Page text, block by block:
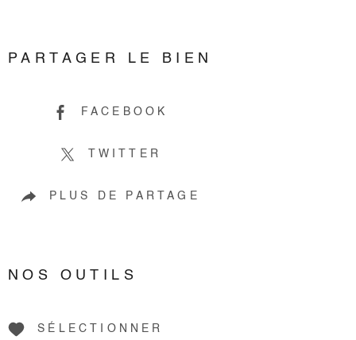
PARTAGER LE BIEN
FACEBOOK
TWITTER
PLUS DE PARTAGE
NOS OUTILS
SÉLECTIONNER